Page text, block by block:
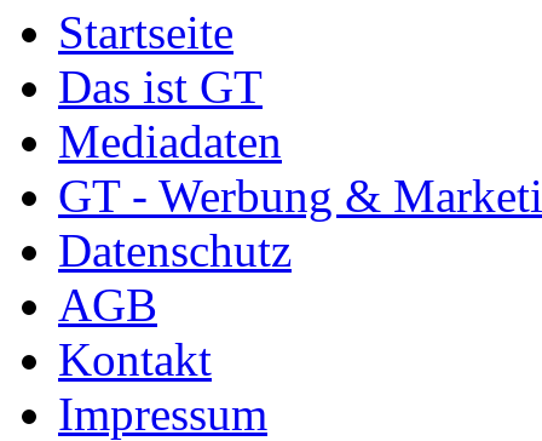
Startseite
Das ist GT
Mediadaten
GT - Werbung &
Datenschutz
AGB
Kontakt
Impressum